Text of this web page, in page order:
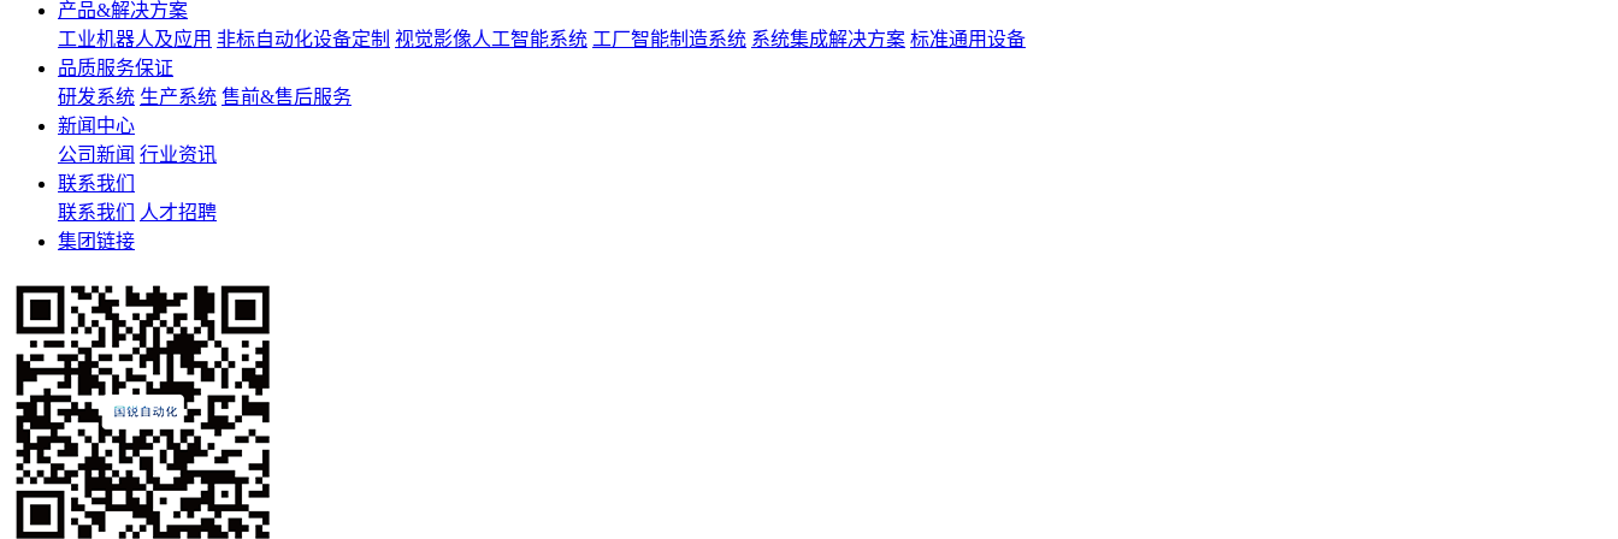
产品&解决方案
工业机器人及应用 非标自动化设备定制 视觉影像人工智能系统 工厂智能制造系统 系统集成解决方案 标准通用设备
品质服务保证
研发系统 生产系统 售前&售后服务
新闻中心
公司新闻 行业资讯
联系我们
联系我们
人才招聘
集团链接